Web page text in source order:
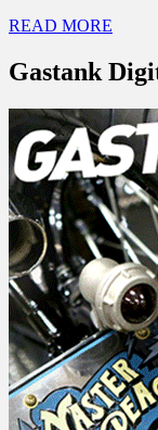
READ MORE
Gastank